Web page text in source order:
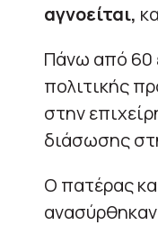
αγνοείται,
Πάνω από 60
πολιτικής
στην
διάσωσης
Ο πατέρας